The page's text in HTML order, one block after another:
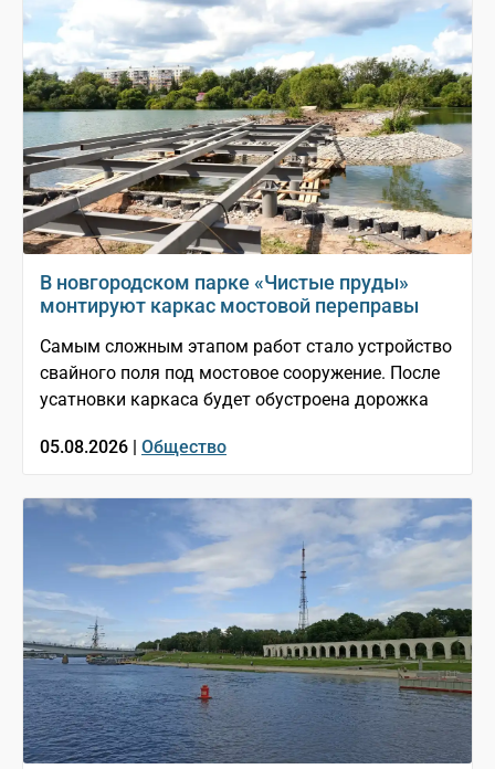
В новгородском парке «Чистые пруды»
монтируют каркас мостовой переправы
Самым сложным этапом работ стало устройство
свайного поля под мостовое сооружение. После
усатновки каркаса будет обустроена дорожка
05.08.2026 | Общество